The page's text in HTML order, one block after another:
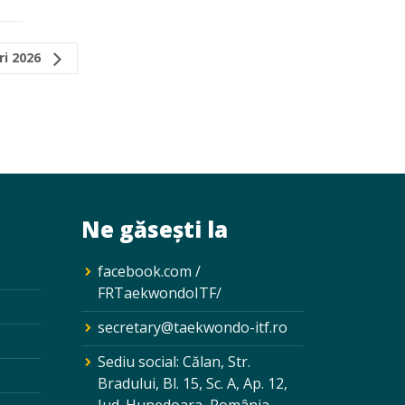
2026
Ne găsești la
facebook.com /
FRTaekwondoITF/
secretary@taekwondo-itf.ro
Sediu social: Călan, Str.
Bradului, Bl. 15, Sc. A, Ap. 12,